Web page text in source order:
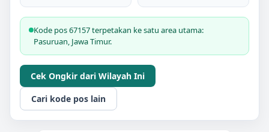
Kode pos 67157 terpetakan ke satu area utama:
Pasuruan, Jawa Timur.
Cek Ongkir dari Wilayah Ini
Cari kode pos lain